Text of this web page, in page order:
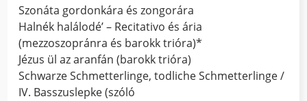
Szonáta gordonkára és zongorára
Halnék halálodé’ – Recitativo és ária
(mezzoszopránra és barokk trióra)*
Jézus ül az aranfán (barokk trióra)
Schwarze Schmetterlinge, todliche Schmetterlinge /
IV. Basszuslepke (szóló